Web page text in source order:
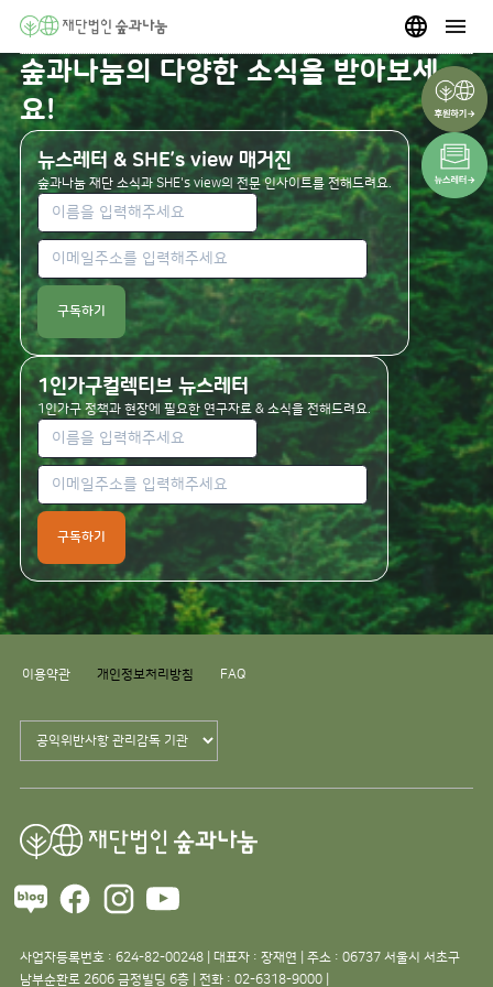
숲과나눔의 다양한 소식을 받아보세
요!
뉴스레터 & SHE’s view 매거진
숲과나눔 재단 소식과 SHE's view의 전문 인사이트를 전해드려요.
구독하기
1인가구컬렉티브 뉴스레터
1인가구 정책과 현장에 필요한 연구자료 & 소식을 전해드려요.
구독하기
이용약관 개인정보처리방침 FAQ
사업자등록번호 : 624-82-00248 | 대표자 : 장재연 | 주소 : 06737 서울시 서초구
남부순환로 2606 금정빌딩 6층 | 전화 : 02-6318-9000 |